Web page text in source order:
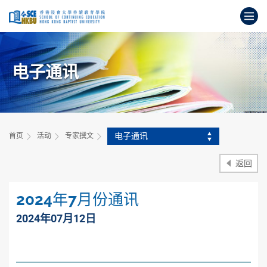
要
内
容
打
开
始
主
要
内
容
电子通讯
首页 活动 专家撰文 电子通讯
返回
2024年7月份通讯
2024年07月12日